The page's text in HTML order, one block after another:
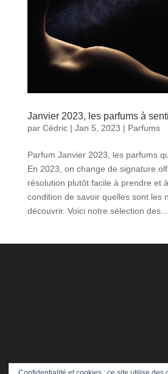
Janvier 2023, les parfums à
par Cédric| Jan 5, 2023 | Parfums
Parfum Janvier 2023, les parfums
En 2023, on change de signature
résolution plutôt facile à prendre et
condition de savoir quelles sont les
découvrir. Voici notre sélection des...